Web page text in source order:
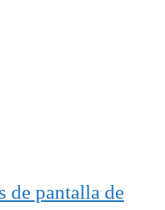
de pantalla de